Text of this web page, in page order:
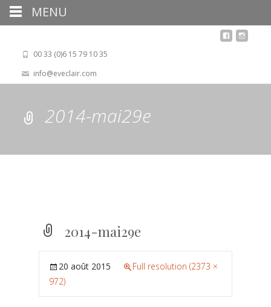
00 33 (0)6 15 79 10 35
info@eveclair.com
2014-mai29e
2014-mai29e
20 août 2015
Full resolution (2373 ×
972)
MENU